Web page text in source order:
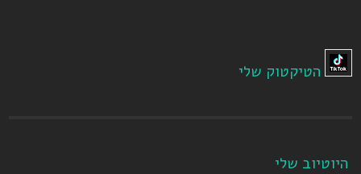
הטיקטוק שלי
היוטיוב שלי